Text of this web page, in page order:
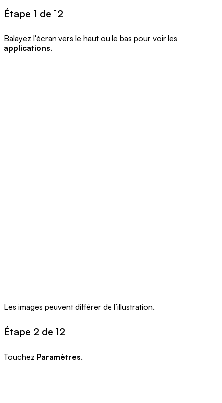
Étape 1 de 12
Balayez l'écran vers le haut ou le bas pour voir les
applications.
Les images peuvent différer de l’illustration.
Étape 2 de 12
Touchez Paramètres.